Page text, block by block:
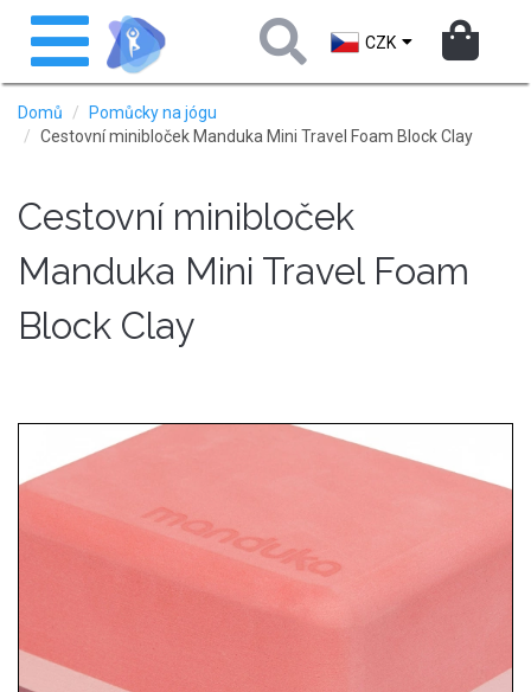
Přejít
hlavnímu
obsahu
Toggle
navigation
CZK
Domů
Pomůcky na jógu
Cestovní minibloček Manduka Mini Travel Foam Block Clay
Cestovní minibloček
Manduka Mini Travel Foam
Block Clay